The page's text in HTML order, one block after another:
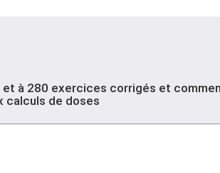
à 280 exercices corrigés et
calculs de doses